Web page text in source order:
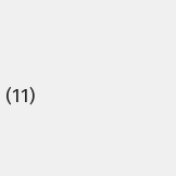
(11)